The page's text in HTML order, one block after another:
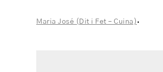
Maria José (Dit i Fet – Cuina) ·